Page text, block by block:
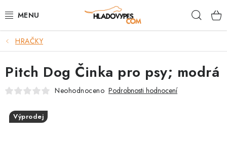
na
POTŘEBY PRO PSY
TAMI PŘEPRAVNÍ BOXY
SPORT SE PSEM
BACK ON TRACK
HRAČKY
Pitch Dog Činka pro psy; modrá
Neohodnoceno Podrobnosti hodnocení
Výprodej